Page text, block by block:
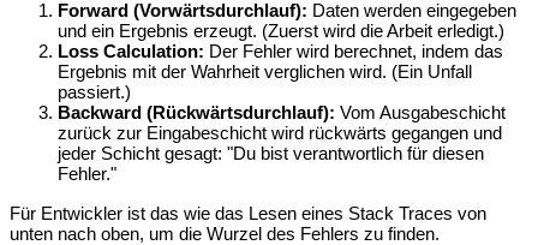
Forward (Vorwärtsdurchlauf): Daten werden eingegeben
und ein Ergebnis erzeugt. (Zuerst wird die Arbeit erledigt.)
Loss Calculation: Der Fehler wird berechnet, indem das
Ergebnis mit der Wahrheit verglichen wird. (Ein Unfall
passiert.)
Backward (Rückwärtsdurchlauf): Vom Ausgabeschicht
zurück zur Eingabeschicht wird rückwärts gegangen und
jeder Schicht gesagt: "Du bist verantwortlich für diesen
Fehler."
Für Entwickler ist das wie das Lesen eines Stack Traces von
unten nach oben, um die Wurzel des Fehlers zu finden.